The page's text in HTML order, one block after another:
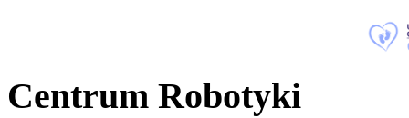
Centrum Robotyki